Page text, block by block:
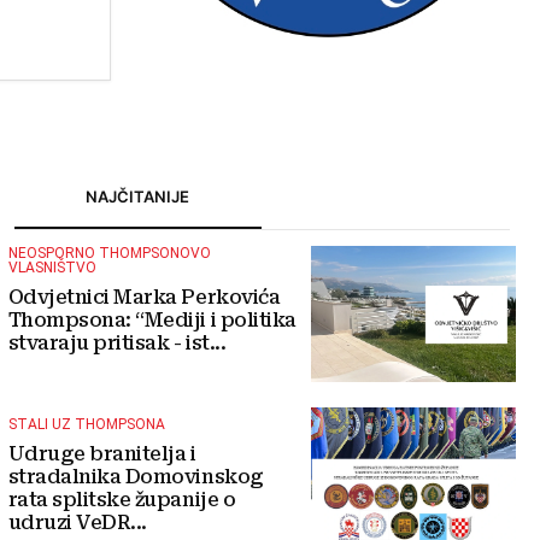
NAJČITANIJE
NEOSPORNO THOMPSONOVO
VLASNIŠTVO
Odvjetnici Marka Perkovića
Thompsona: “Mediji i politika
stvaraju pritisak - ist...
STALI UZ THOMPSONA
Udruge branitelja i
stradalnika Domovinskog
rata splitske županije o
udruzi VeDR...